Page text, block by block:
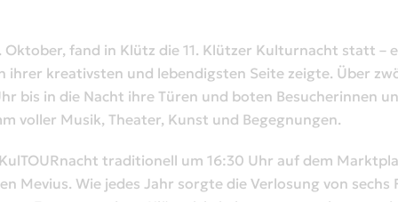
Oktober, fand in Klütz die 11. Klützer Kulturnacht statt –
ihrer kreativsten und lebendigsten Seite zeigte. Über
bis in die Nacht ihre Türen und boten Besucherinnen
voller Musik, Theater, Kunst und Begegnungen.
traditionell um 16:30 Uhr auf dem
Mevius. Wie jedes Jahr sorgte die Verlosung von sechs